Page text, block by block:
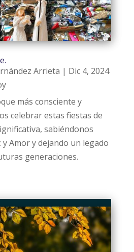
Arrieta | Dic 4, 2024
más consciente y
celebrar estas fiestas de
sabiéndonos
y Amor y dejando un legado
generaciones.